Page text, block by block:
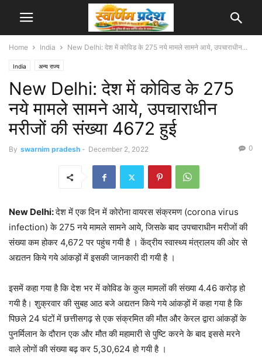
Home India New Delhi: देश में कोविड के 275 नये मामले सामने आये, उपचाराधीन...
India अन्य राज्य
New Delhi: देश में कोविड के 275
नये मामले सामने आये, उपचाराधीन
मरीजों की संख्या 4672 हुई
By swarnim pradesh - December 2, 2022 0
New Delhi:देश में एक दिन में कोरोना वायरस संक्रमण (corona virus
infection) के 275 नये मामले सामने आये, जिसके बाद उपचाराधीन मरीजों की
संख्या कम होकर 4,672 पर पहुंच गयी है । केंद्रीय स्वास्थ्य मंत्रालय की ओर से
अद्यतन किये गये आंकड़ों में इसकी जानकारी दी गयी है ।
इसमें कहा गया है कि देश भर में कोविड के कुल मामलों की संख्या 4.46 करोड़ हो
गयी है। शुक्रवार की सुबह आठ बजे अद्यतन किये गये आंकड़ों में कहा गया है कि
पिछले 24 घंटों में छत्तीसगढ़ से एक संक्रमित की मौत और केरल द्वारा आंकड़ों के
पुनर्मिलान के दौरान एक और मौत की महामारी से पुष्टि करने के बाद इससे मरने
वाले लोगों की संख्या बढ़ कर 5,30,624 हो गयी है ।